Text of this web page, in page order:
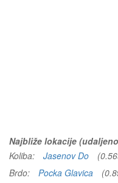
Najbliže lokacije
Koliba:
Jasenov Do
Brdo:
Pocka Glavica